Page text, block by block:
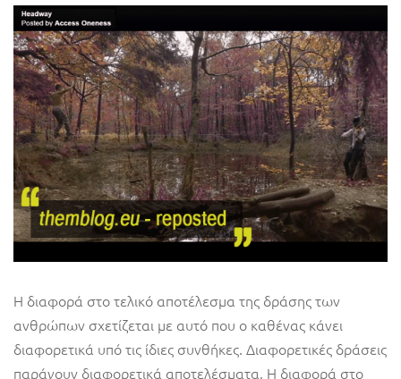
Η διαφορά στο τελικό αποτέλεσμα της δράσης των
ανθρώπων σχετίζεται με αυτό που ο καθένας κάνει
διαφορετικά υπό τις ίδιες συνθήκες. Διαφορετικές δράσεις
παράγουν διαφορετικά αποτελέσματα. Η διαφορά στο